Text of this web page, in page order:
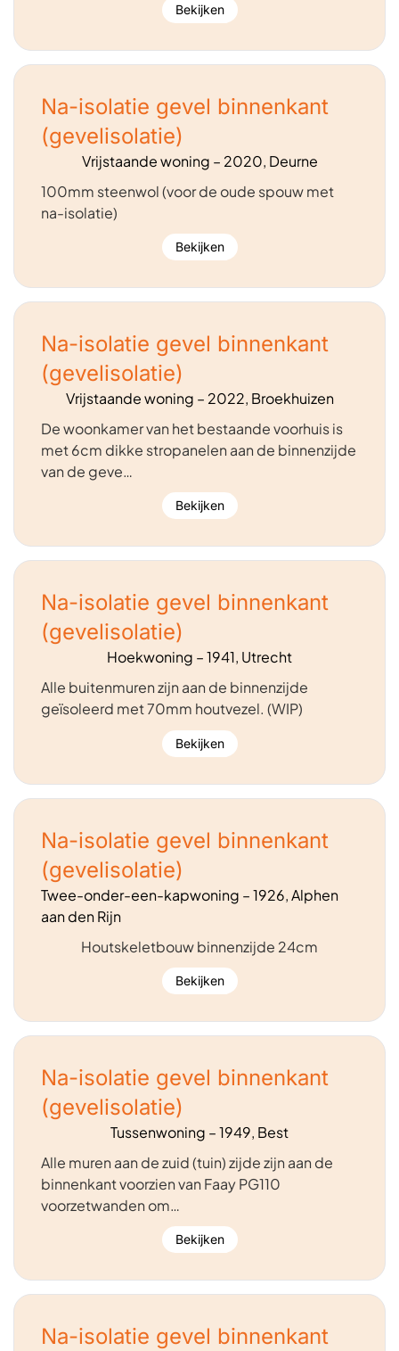
Bekijken
Na-isolatie gevel binnenkant
(gevelisolatie)
Vrijstaande woning – 2020, Deurne
100mm steenwol (voor de oude spouw met
na-isolatie)
Bekijken
Na-isolatie gevel binnenkant
(gevelisolatie)
Vrijstaande woning – 2022, Broekhuizen
De woonkamer van het bestaande voorhuis is
met 6cm dikke stropanelen aan de binnenzijde
van de geve…
Bekijken
Na-isolatie gevel binnenkant
(gevelisolatie)
Hoekwoning – 1941, Utrecht
Alle buitenmuren zijn aan de binnenzijde
geïsoleerd met 70mm houtvezel. (WIP)
Bekijken
Na-isolatie gevel binnenkant
(gevelisolatie)
Twee-onder-een-kapwoning – 1926, Alphen
aan den Rijn
Houtskeletbouw binnenzijde 24cm
Bekijken
Na-isolatie gevel binnenkant
(gevelisolatie)
Tussenwoning – 1949, Best
Alle muren aan de zuid (tuin) zijde zijn aan de
binnenkant voorzien van Faay PG110
voorzetwanden om…
Bekijken
Na-isolatie gevel binnenkant